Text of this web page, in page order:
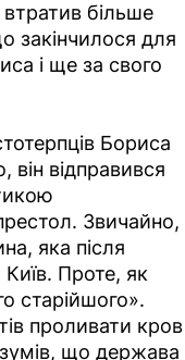
більше
закінчилося для
і ще за свого
Бориса
відправився
Звичайно,
яка після
Проте, як
старійшого».
проливати кров
що держава